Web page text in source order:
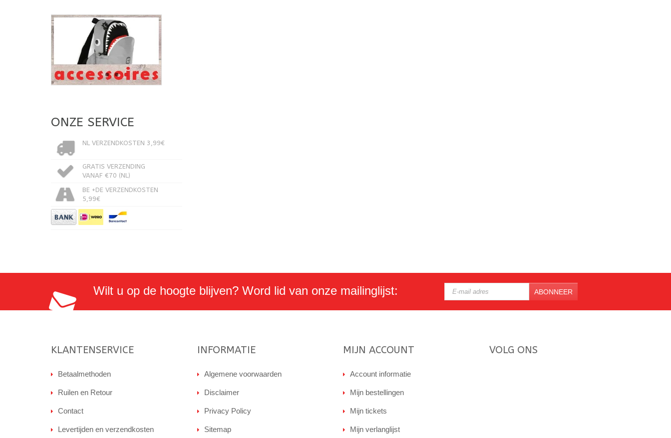
ONZE SERVICE
NL VERZENDKOSTEN 3,99€
GRATIS VERZENDING
VANAF €70 (NL)
BE +DE VERZENDKOSTEN
5,99€
Wilt u op de hoogte blijven? Word lid van onze mailinglijst: ABONNEER
KLANTENSERVICE
Betaalmethoden
Ruilen en Retour
Contact
Levertijden en verzendkosten
INFORMATIE
Algemene voorwaarden
Disclaimer
Privacy Policy
Sitemap
MIJN ACCOUNT
Account informatie
Mijn bestellingen
Mijn tickets
Mijn verlanglijst
VOLG ONS